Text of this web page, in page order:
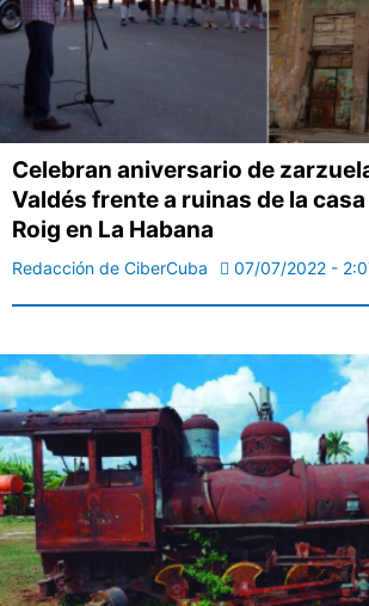
Celebran aniversario de
Valdés frente a ruinas de la
Roig en La Habana
Redacción de CiberCuba 07/07/2022 -